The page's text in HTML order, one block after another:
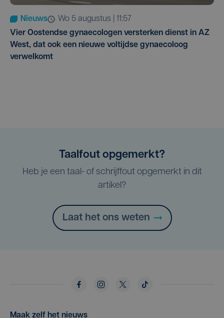
Nieuws
wo 5 augustus | 11:57
Vier Oostendse gynaecologen versterken dienst in AZ
West, dat ook een nieuwe voltijdse gynaecoloog
verwelkomt
Taalfout opgemerkt?
Heb je een taal- of schrijffout opgemerkt in dit
artikel?
Laat het ons weten
Maak zelf het nieuws